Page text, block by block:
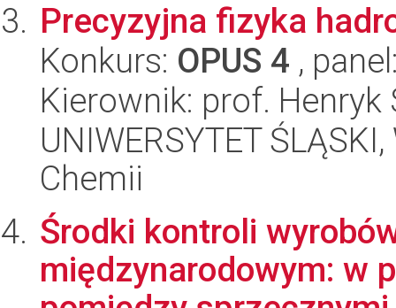
Precyzyjna fizyka
Konkurs: OPUS 4 ,
Kierownik: prof. Henryk
UNIWERSYTET
Chemii
Środki kontroli
międzynarodowym: w